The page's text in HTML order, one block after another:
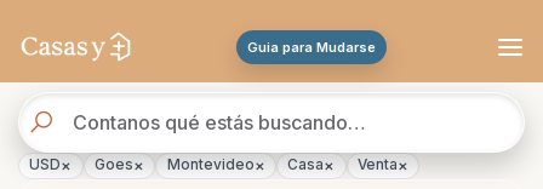
Guia para Mudarse
de
propiedades
USD× Goes× Montevideo× Casa× Venta×